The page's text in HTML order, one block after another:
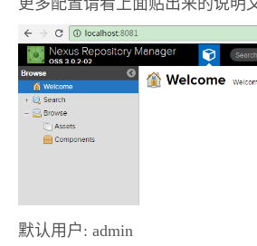
更多配置请看上面贴出来的说明
默认用户: admin